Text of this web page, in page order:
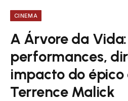
CINEMA
A Árvore da Vida:
performances,
impacto do épico
Terrence Malick